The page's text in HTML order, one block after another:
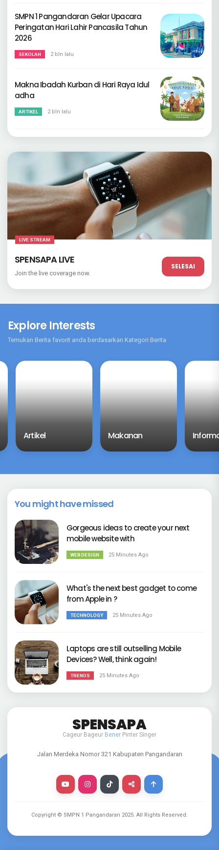
SMPN 1 Pangandaran Gelar Upacara
Peringatan Hari Lahir Pancasila Tahun
2026
SEKOLAH 2 bln lalu
Makna Ibadah Kurban di Hari Raya Idul
adha
ARTIKEL 2 bln lalu
LIVE STREAM
SPENSAPA LIVE
Join the live coverage now.
SELESAI
Explore Interests
Temukan Berita favorit anda berdasarkan Kategori Berita
Artikel Makanan
You might have missed
Gorgeous ideas to create your next
mobile website with
WEB DESIGN 25 Minutes Ago
What's the next best gadget to come
from Apple in ?
TECHNOLOGY 25 Minutes Ago
Laptops are still outselling Mobile
Devices? Well, think again!
TRENDS 25 Minutes Ago
SPENSAPA
Cageur Bageur Bener Pinter Singer
Jalan Merdeka Nomor 321 Kabupaten Pangandaran
Copyright © SMPN 1 Pangandaran 2025. All Rights Reserved.